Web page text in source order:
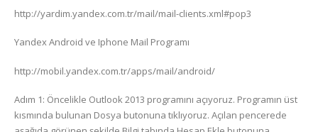
http://yardim.yandex.com.tr/mail/mail-clients.xml#pop3
Yandex Android ve Iphone Mail Programı
http://mobil.yandex.com.tr/apps/mail/android/
Adım 1: Öncelikle Outlook 2013 programını açıyoruz. Programın üst
kısmında bulunan Dosya butonuna tıklıyoruz. Açılan pencerede